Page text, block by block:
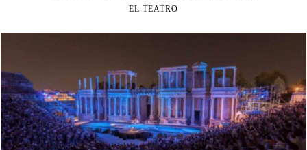
EL TEATRO